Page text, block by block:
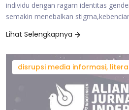
individu dengan ragam identitas
semakin menebalkan
Lihat Selengkapnya
disrupsi media informasi,